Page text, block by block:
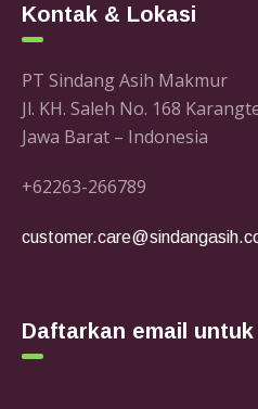
Kontak & Lokasi
PT Sindang Asih Makmur
Jl. KH. Saleh No. 168
Jawa Barat – Indonesia
+62263-266789
Daftarkan email